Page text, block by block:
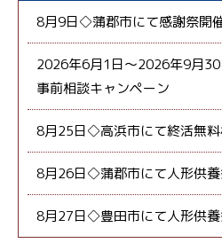
8月9日◇蒲郡市にて感謝祭開
2026年6月1日～2026年9月30
事前相談キャンペーン
8月25日◇高浜市にて終活無
8月26日◇蒲郡市にて人形供
8月27日◇豊田市にて人形供